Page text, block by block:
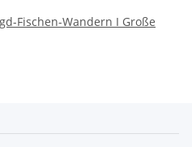
Fischen-Wandern I Große